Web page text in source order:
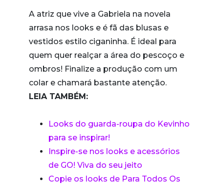
A atriz que vive a Gabriela na novela
arrasa nos looks e é fã das blusas e
vestidos estilo ciganinha. É ideal para
quem quer realçar a área do pescoço e
ombros! Finalize a produção com um
colar e chamará bastante atenção.
LEIA TAMBÉM:
Looks do guarda-roupa do Kevinho
para se inspirar!
Inspire-se nos looks e acessórios
de GO! Viva do seu jeito
Copie os looks de Para Todos Os